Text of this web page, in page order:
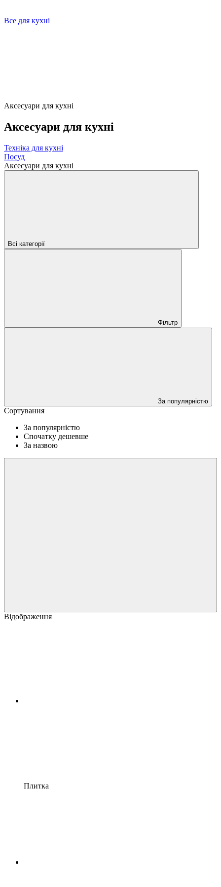
Все для кухні
Аксесуари для кухні
Аксесуари для кухні
Техніка для кухні
Посуд
Аксесуари для кухні
Всі категорії
Фільтр
За популярністю
Сортування
За популярністю
Спочатку дешевше
За назвою
Відображення
Плитка